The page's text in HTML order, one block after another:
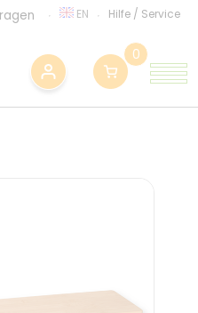
EN Hilfe / Service
0